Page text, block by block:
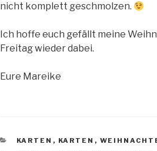
nicht komplett geschmolzen.
Ich hoffe euch gefällt meine
Freitag wieder dabei.
Eure Mareike
KATEGORIEN
KARTEN , KARTEN ,